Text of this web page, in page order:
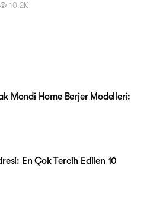
10.2K
Mondi Home Berjer Modelleri:
En Çok Tercih Edilen 10